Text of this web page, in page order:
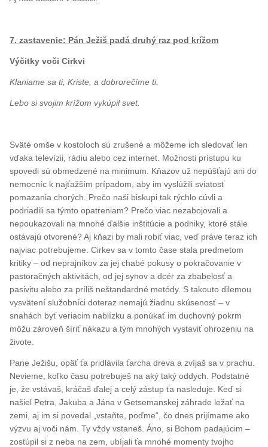
7. zastavenie: Pán Ježiš padá druhý raz pod krížom
Výčitky voči Cirkvi
Klaniame sa ti, Kriste, a dobrorečíme ti.
Lebo si svojim krížom vykúpil svet.
Sväté omše v kostoloch sú zrušené a môžeme ich sledovať len
vďaka televízii, rádiu alebo cez internet. Možnosti prístupu ku
spovedi sú obmedzené na minimum. Kňazov už nepúšťajú ani do
nemocníc k najťažším prípadom, aby im vyslúžili sviatosť
pomazania chorých. Prečo naši biskupi tak rýchlo cúvli a
podriadili sa týmto opatreniam? Prečo viac nezabojovali a
nepoukazovali na mnohé ďalšie inštitúcie a podniky, ktoré stále
ostávajú otvorené? Aj kňazi by mali robiť viac, veď práve teraz ich
najviac potrebujeme. Cirkev sa v tomto čase stala predmetom
kritiky – od neprajníkov za jej chabé pokusy o pokračovanie v
pastoračných aktivitách, od jej synov a dcér za zbabelosť a
pasivitu alebo za príliš neštandardné metódy. S takouto dilemou
vysvätení služobníci doteraz nemajú žiadnu skúsenosť – v
snahách byť veriacim nablízku a ponúkať im duchovný pokrm
môžu zároveň šíriť nákazu a tým mnohých vystaviť ohrozeniu na
živote.
Pane Ježišu, opäť ťa pridlávila ťarcha dreva a zvíjaš sa v prachu.
Nevieme, koľko času potrebuješ na aký taký oddych. Podstatné
je, že vstávaš, kráčaš ďalej a celý zástup ťa nasleduje. Keď si
našiel Petra, Jakuba a Jána v Getsemanskej záhrade ležať na
zemi, aj im si povedal „vstaňte, poďme“, čo dnes prijímame ako
výzvu aj voči nám. Ty vždy vstaneš. Áno, si Bohom padajúcim –
zostúpil si z neba na zem, ubíjali ťa mnohé momenty tvojho